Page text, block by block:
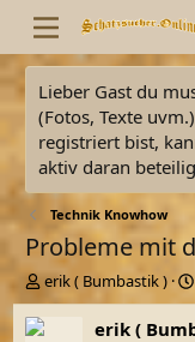
Lieber Gast du
(Fotos, Texte
registriert bist,
aktiv daran
Technik Knowhow
Probleme mit
E
r
s
erik ( Bumbastik )
erik (